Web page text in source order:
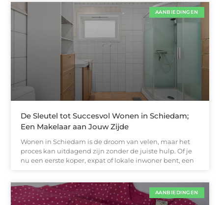
AANBIEDINGEN
De Sleutel tot Succesvol Wonen in Schiedam;
Een Makelaar aan Jouw Zijde
Wonen in Schiedam is de droom van velen, maar het
proces kan uitdagend zijn zonder de juiste hulp. Of je
nu een eerste koper, expat of lokale inwoner bent, een
AANBIEDINGEN